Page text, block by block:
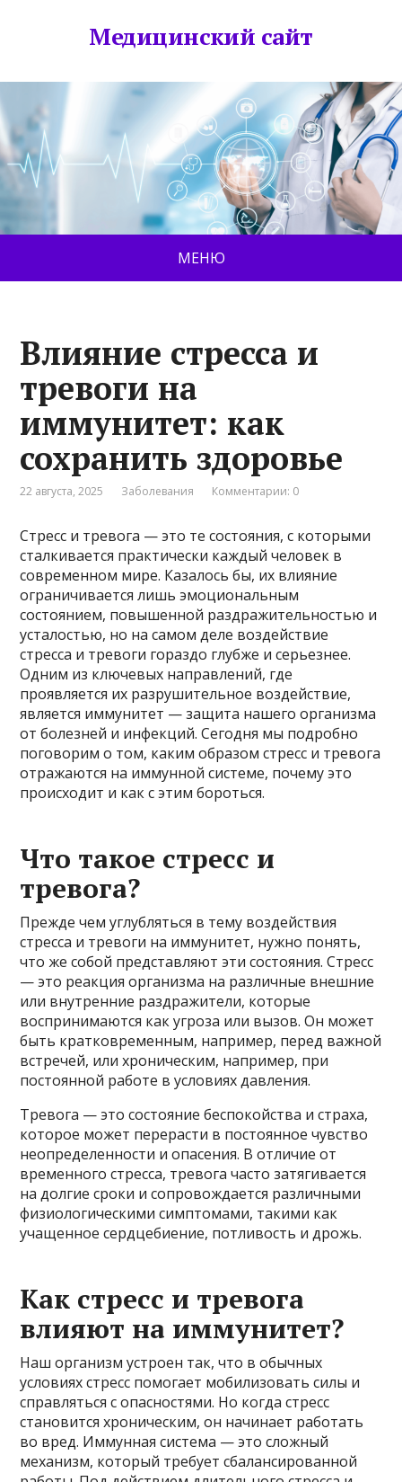
Медицинский сайт
МЕНЮ
Влияние стресса и
тревоги на
иммунитет: как
сохранить здоровье
22 августа, 2025 Заболевания Комментарии: 0
Стресс и тревога — это те состояния, с которыми
сталкивается практически каждый человек в
современном мире. Казалось бы, их влияние
ограничивается лишь эмоциональным
состоянием, повышенной раздражительностью и
усталостью, но на самом деле воздействие
стресса и тревоги гораздо глубже и серьезнее.
Одним из ключевых направлений, где
проявляется их разрушительное воздействие,
является иммунитет — защита нашего организма
от болезней и инфекций. Сегодня мы подробно
поговорим о том, каким образом стресс и тревога
отражаются на иммунной системе, почему это
происходит и как с этим бороться.
Что такое стресс и
тревога?
Прежде чем углубляться в тему воздействия
стресса и тревоги на иммунитет, нужно понять,
что же собой представляют эти состояния. Стресс
— это реакция организма на различные внешние
или внутренние раздражители, которые
воспринимаются как угроза или вызов. Он может
быть кратковременным, например, перед важной
встречей, или хроническим, например, при
постоянной работе в условиях давления.
Тревога — это состояние беспокойства и страха,
которое может перерасти в постоянное чувство
неопределенности и опасения. В отличие от
временного стресса, тревога часто затягивается
на долгие сроки и сопровождается различными
физиологическими симптомами, такими как
учащенное сердцебиение, потливость и дрожь.
Как стресс и тревога
влияют на иммунитет?
Наш организм устроен так, что в обычных
условиях стресс помогает мобилизовать силы и
справляться с опасностями. Но когда стресс
становится хроническим, он начинает работать
во вред. Иммунная система — это сложный
механизм, который требует сбалансированной